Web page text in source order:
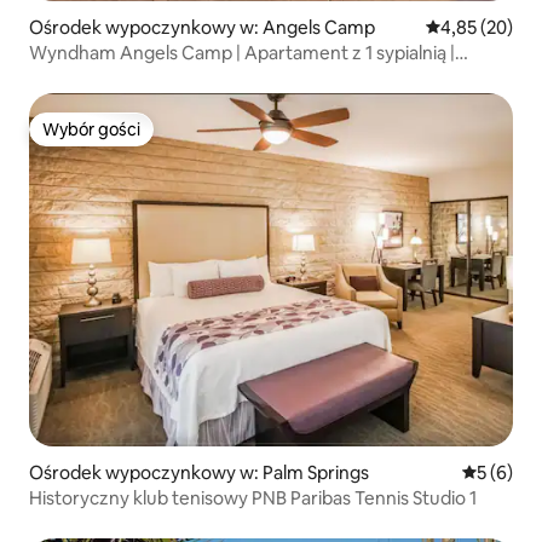
Ośrodek wypoczynkowy w: Angels Camp Średnia
4,85 (20)
Wyndham Angels Camp | Apartament z 1 sypialnią |
Wybór gości
Wybór gości
Ośrodek wypoczynkowy w: Palm Springs Średnia
5 (6)
Historyczny klub tenisowy PNB Paribas Tennis Studio 1